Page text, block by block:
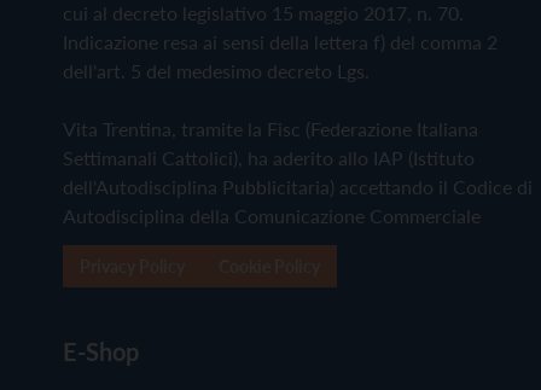
cui al decreto legislativo 15 maggio 2017, n. 70.
Indicazione resa ai sensi della lettera f) del comma 2
dell'art. 5 del medesimo decreto Lgs.
Vita Trentina, tramite la Fisc (Federazione Italiana
Settimanali Cattolici), ha aderito allo IAP (Istituto
dell'Autodisciplina Pubblicitaria) accettando il Codice di
Autodisciplina della Comunicazione Commerciale
E-Shop